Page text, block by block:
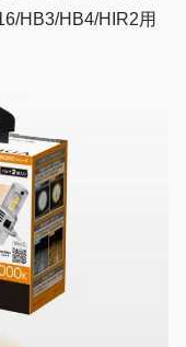
HB3/HB4/HIR2用